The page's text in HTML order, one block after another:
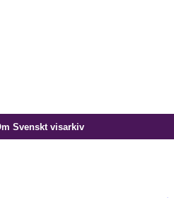
Svenskt visarkiv